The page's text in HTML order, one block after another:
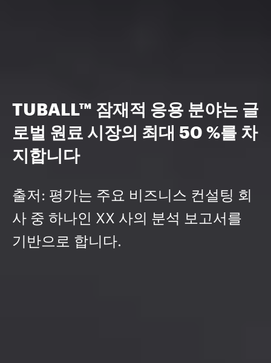
TUBALL™ 잠재적 응용 분야는 글
로벌 원료 시장의 최대 50 %를 차
지합니다
출저: 평가는 주요 비즈니스 컨설팅 회
사 중 하나인 XX 사의 분석 보고서를
기반으로 합니다.